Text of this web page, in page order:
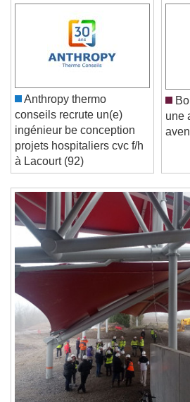
Video Player is loading.
Play Video
Play
Skip Backward
Current Time
/
Duration -:-
Loaded:0%
Stream TypeLIVE
Seek to live, currently behind
Playback Rate
Chapters
descriptions off,
Subtitles
subtitles settings,
settings dialog
subtitles off, selected
Audio Track
Anthropy thermo
conseils recrute un(e)
ingénieur be conception
projets hospitaliers cvc f/h
à Lacourt (92)
une